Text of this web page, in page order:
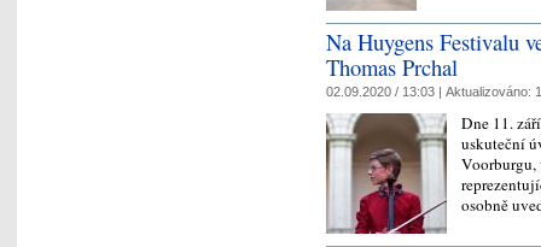
Na Huygens Festivalu
Thomas Prchal
02.09.2020 / 13:03 | Aktualizováno:
Dne 11.
uskuteční
osobně